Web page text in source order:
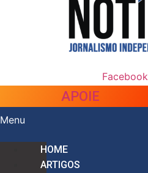
Facebook
APOIE
Menu
HOME
ARTIGOS